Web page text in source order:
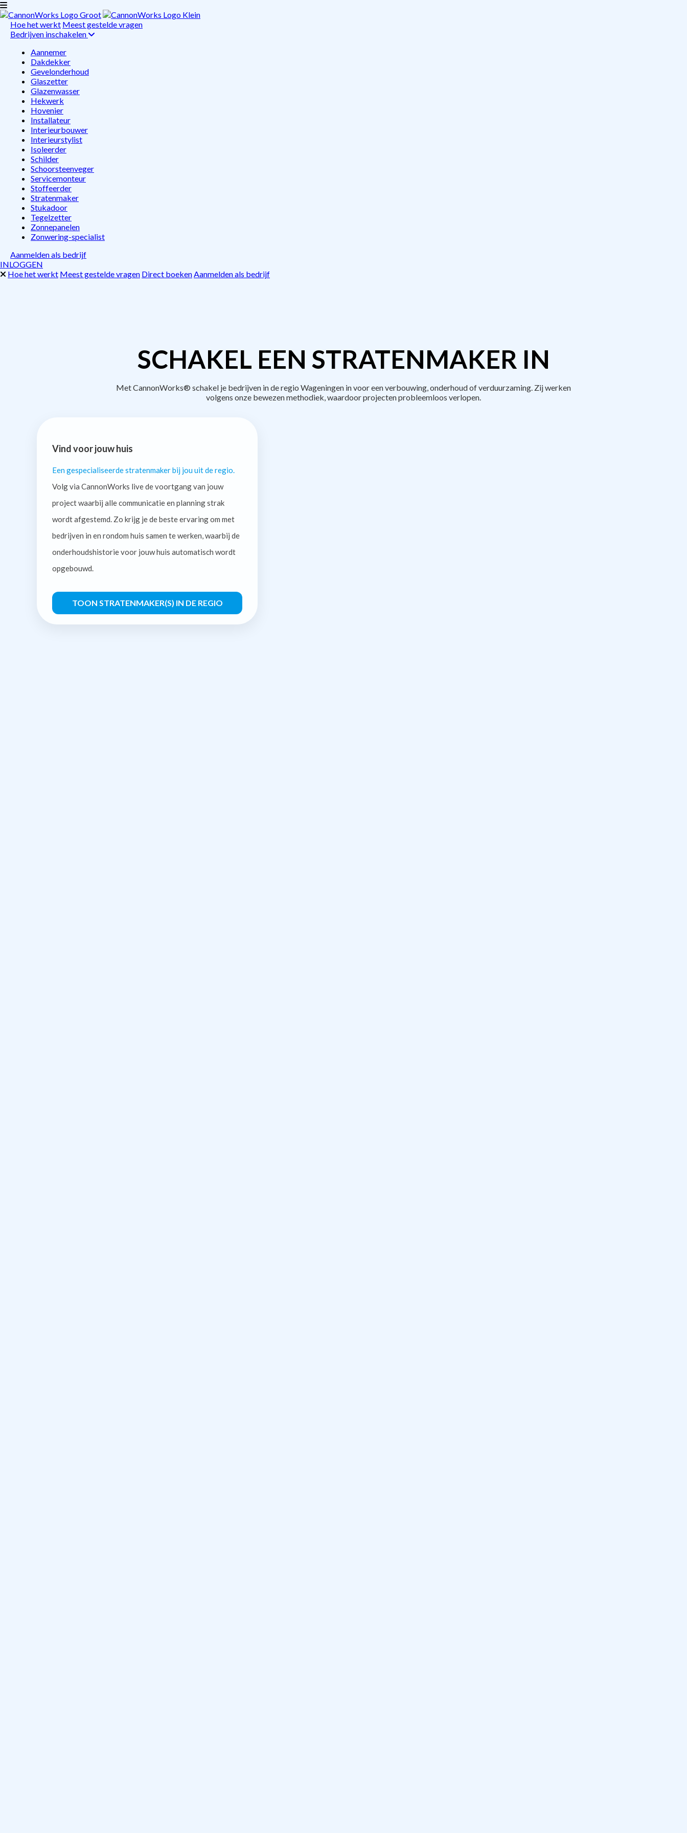
Hoe het werkt Meest gestelde vragen
Bedrijven inschakelen
Aannemer
Dakdekker
Gevelonderhoud
Glaszetter
Glazenwasser
Hekwerk
Hovenier
Installateur
Interieurbouwer
Interieurstylist
Isoleerder
Schilder
Schoorsteenveger
Servicemonteur
Stoffeerder
Stratenmaker
Stukadoor
Tegelzetter
Zonnepanelen
Zonwering-specialist
Aanmelden als bedrijf
INLOGGEN
Hoe het werkt Meest gestelde vragen Direct boekenAanmelden als bedrijf
SCHAKEL EEN STRATENMAKER IN
Met CannonWorks® schakel je bedrijven in de regio Wageningen in voor een verbouwing, onderhoud of verduurzaming. Zij werken
volgens onze bewezen methodiek, waardoor projecten probleemloos verlopen.
Vind voor jouw huis
Een gespecialiseerde stratenmaker bij jou uit de regio.
Volg via CannonWorks live de voortgang van jouw
project waarbij alle communicatie en planning strak
wordt afgestemd. Zo krijg je de beste ervaring om met
bedrijven in en rondom huis samen te werken, waarbij de
onderhoudshistorie voor jouw huis automatisch wordt
opgebouwd.
TOON STRATENMAKER(S) IN DE REGIO